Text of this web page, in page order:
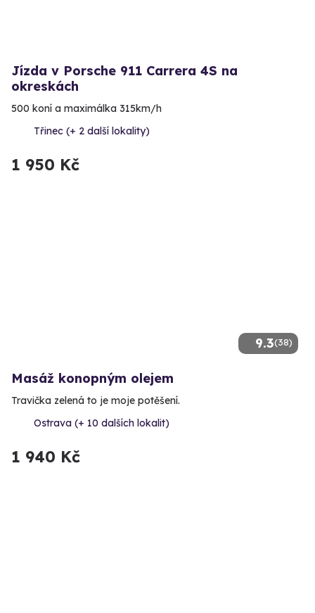
Jízda v Porsche 911 Carrera 4S na
okreskách
500 koní a maximálka 315km/h
Třinec (+ 2 další lokality)
1 950 Kč
9.3(38)
Masáž konopným olejem
Travička zelená to je moje potěšení.
Ostrava (+ 10 dalších lokalit)
1 940 Kč